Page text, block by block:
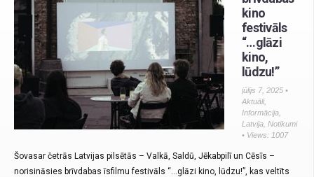
kino
festivāls
“…glāzi
kino,
lūdzu!”
jūlijs 7, 2025 •
Aktuāli,
Informācija
Latvija Notikumi
• Views: 1007
Šovasar četrās Latvijas pilsētās – Valkā, Saldū, Jēkabpilī un Cēsīs –
norisināsies brīvdabas īsfilmu festivāls “…glāzi kino, lūdzu!”, kas veltīts